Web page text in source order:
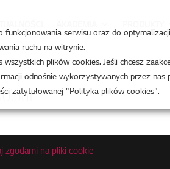
zgodami na pliki cookie
serwisu oraz do
ruchu na witrynie.
wszystkich plików cookies. Jeśli chcesz
odnośnie wykorzystywanych przez nas
zatytułowanej "Polityka plików cookies".